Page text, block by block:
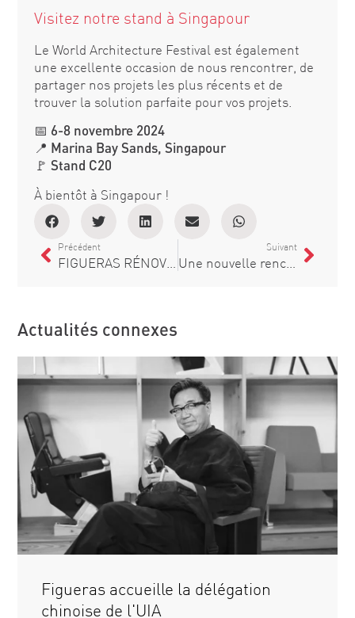
Visitez notre stand à Singapour
Le World Architecture Festival est également
une excellente occasion de nous rencontrer, de
partager nos projets les plus récents et de
trouver la solution parfaite pour vos projets.
📅 6-8 novembre 2024
📍 Marina Bay Sands, Singapour
🚩 Stand C20
À bientôt à Singapour !
Précédent
FIGUERAS RÉNOVE LE PARLEMENT NIGÉRIAN DANS LE PREMIER PROJET INTÉGRAL 360º DE HAUTE COMPLEXITÉ
Suivant
Une nouvelle rencontre entre l’architecture et Figueras
Actualités connexes
Figueras accueille la délégation
chinoise de l'UIA